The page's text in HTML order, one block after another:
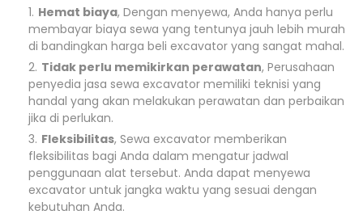
Hemat biaya, Dengan menyewa, Anda hanya perlu
membayar biaya sewa yang tentunya jauh lebih murah
di bandingkan harga beli excavator yang sangat mahal.
Tidak perlu memikirkan perawatan, Perusahaan
penyedia jasa sewa excavator memiliki teknisi yang
handal yang akan melakukan perawatan dan perbaikan
jika di perlukan.
Fleksibilitas, Sewa excavator memberikan
fleksibilitas bagi Anda dalam mengatur jadwal
penggunaan alat tersebut. Anda dapat menyewa
excavator untuk jangka waktu yang sesuai dengan
kebutuhan Anda.